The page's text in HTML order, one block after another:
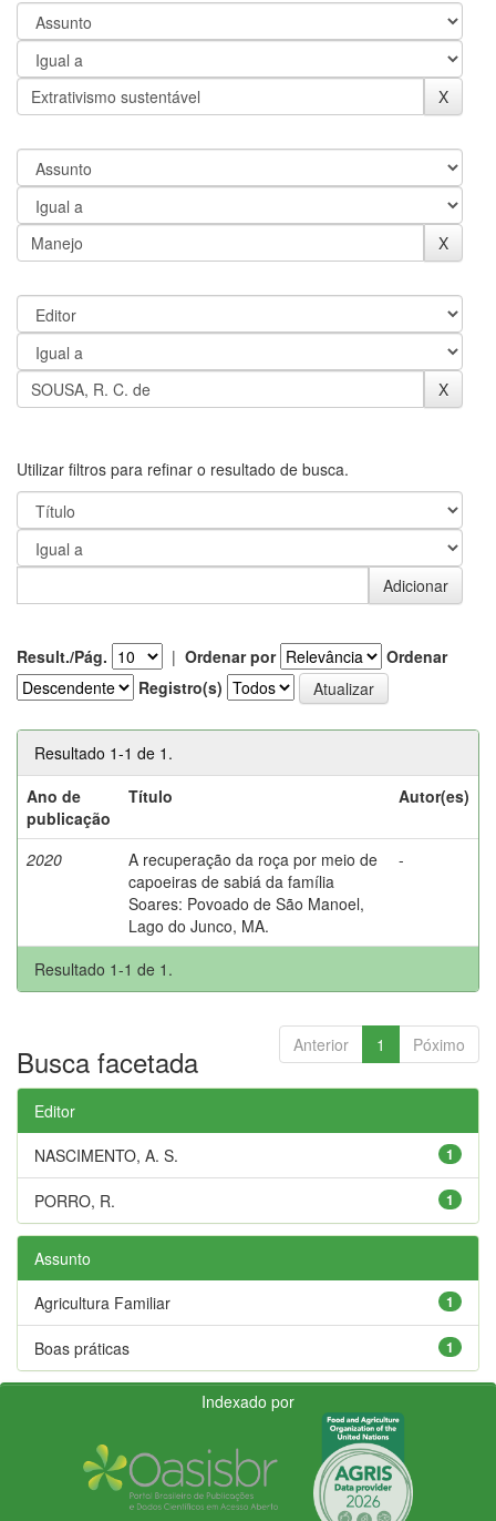
Utilizar filtros para refinar o resultado de busca.
Result./Pág. | Ordenar por
Ordenar
Registro(s)
Resultado 1-1 de 1.
Ano de
publicação
Título Autor(es)
2020
A recuperação da roça por meio de
capoeiras de sabiá da família
Soares: Povoado de São Manoel,
Lago do Junco, MA.
-
Resultado 1-1 de 1.
Anterior 1 Póximo
Busca facetada
Editor
1
NASCIMENTO, A. S.
1
PORRO, R.
Assunto
1
Agricultura Familiar
1
Boas práticas
Indexado por